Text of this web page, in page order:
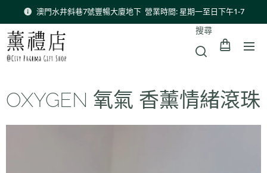
澳門水井斜巷7號豐暢大廈地下 營業時間: 星期一至日下午1-7
搜尋
OXYGEN 氧氣 香薰情緒滾珠